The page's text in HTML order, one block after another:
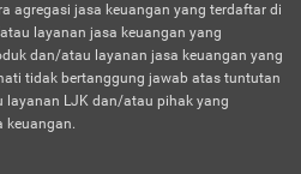
agregasi jasa keuangan yang terdaftar di
layanan jasa keuangan yang
dan/atau layanan jasa keuangan yang
tidak bertanggung jawab atas tuntutan
LJK dan/atau pihak yang
keuangan.